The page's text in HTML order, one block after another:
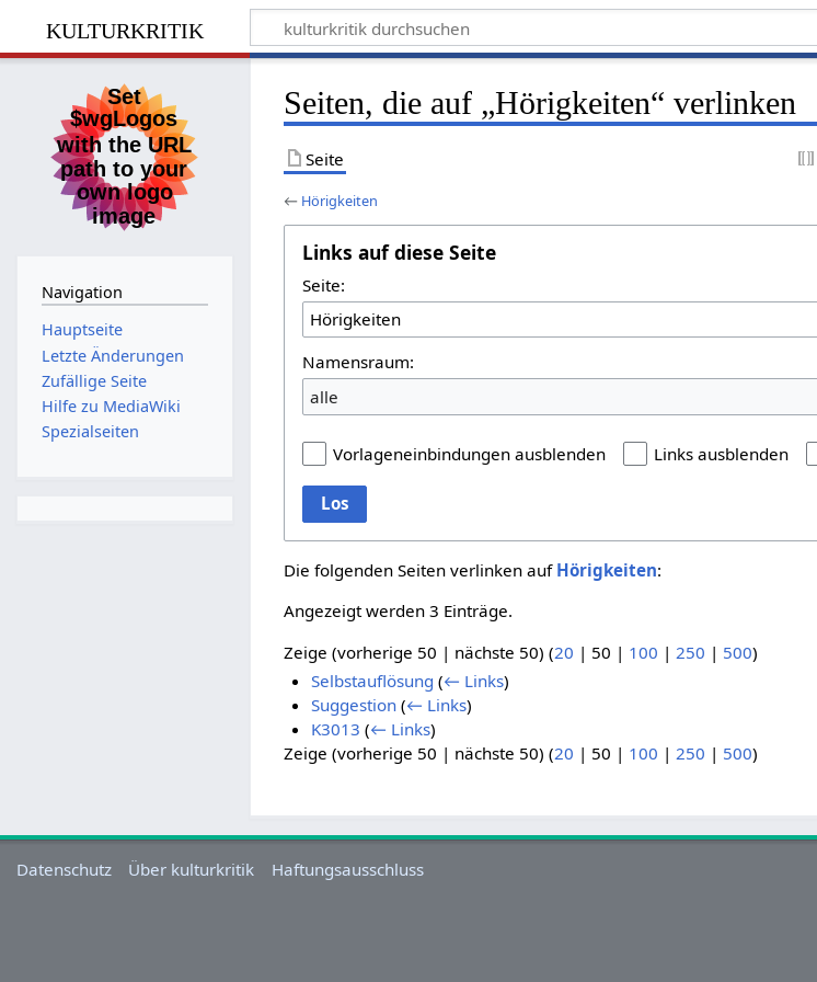
kulturkritik
Seiten, die auf „Hörigkeiten“ verlinken
Seite
← Hörigkeiten
Links auf diese Seite
Seite:
Namensraum:
alle
Vorlageneinbindungen ausblenden Links ausblenden
Los
Die folgenden Seiten verlinken auf Hörigkeiten:
Angezeigt werden 3 Einträge.
Zeige (vorherige 50 | nächste 50) (20 | 50 | 100 | 250 | 500)
Selbstauflösung (← Links)
Suggestion (← Links)
K3013 (← Links)
Zeige (vorherige 50 | nächste 50) (20 | 50 | 100 |250 | 500)
Navigation
Hauptseite
Letzte Änderungen
Zufällige Seite
Hilfe zu MediaWiki
Spezialseiten
Datenschutz Über kulturkritik Haftungsausschluss